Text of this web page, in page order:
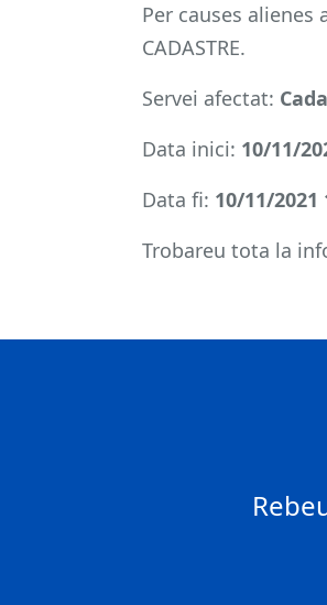
Per causes alienes
CADASTRE.
Servei afectat:
Data inici: 10/11/
Data fi: 10/11/2021
Trobareu tota la